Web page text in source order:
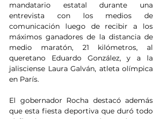
mandatario estatal durante una
entrevista con los medios de
comunicación luego de recibir a los
máximos ganadores de la distancia de
medio maratón, 21 kilómetros, al
queretano Eduardo González, y a la
jalisciense Laura Galván, atleta olímpica
en París.
El gobernador Rocha destacó además
que esta fiesta deportiva que duró todo